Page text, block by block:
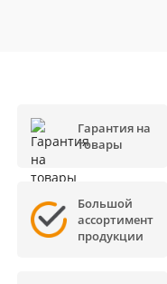
Гарантия на
товары
Большой
ассортимент
продукции